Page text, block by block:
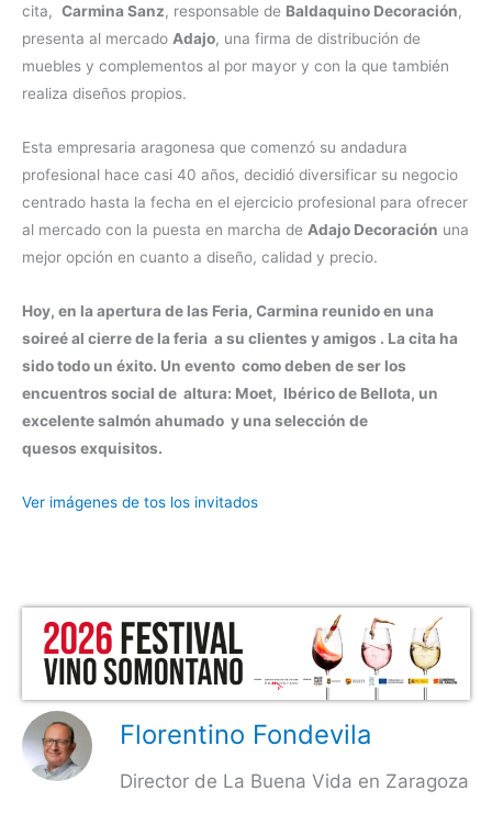
cita, Carmina Sanz, responsable de Baldaquino Decoración,
presenta al mercado Adajo, una firma de distribución de
muebles y complementos al por mayor y con la que también
realiza diseños propios.
Esta empresaria aragonesa que comenzó su andadura
profesional hace casi 40 años, decidió diversificar su negocio
centrado hasta la fecha en el ejercicio profesional para ofrecer
al mercado con la puesta en marcha de Adajo Decoración una
mejor opción en cuanto a diseño, calidad y precio.
Hoy, en la apertura de las Feria, Carmina reunido en una
soireé al cierre de la feria a su clientes y amigos . La cita ha
sido todo un éxito. Un evento como deben de ser los
encuentros social de altura: Moet, Ibérico de Bellota, un
excelente salmón ahumado y una selección de
quesos exquisitos.
Ver imágenes de tos los invitados
Florentino Fondevila
Director de La Buena Vida en Zaragoza